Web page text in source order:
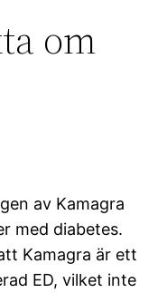
om
av Kamagra
med diabetes.
Kamagra är ett
ED, vilket inte